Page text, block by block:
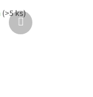
(>5 ks)Ďalší
produkt